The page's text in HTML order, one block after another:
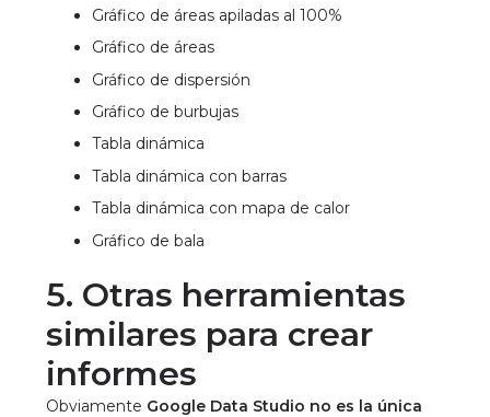
Gráfico de áreas apiladas al 100%
Gráfico de áreas
Gráfico de dispersión
Gráfico de burbujas
Tabla dinámica
Tabla dinámica con barras
Tabla dinámica con mapa de calor
Gráfico de bala
5. Otras herramientas
similares para crear
informes
Obviamente Google Data Studio no es la única